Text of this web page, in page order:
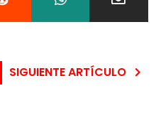
SIGUIENTE ARTÍCULO